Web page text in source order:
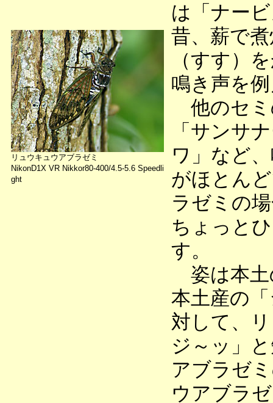
リュウキュウアブラゼミ
NikonD1X VR Nikkor80-400/4.5-5.6 Speedli
ght
は「ナー
昔、薪で
（すす）
鳴き声を
他のセミ
「サンサ
ワ」など
がほとん
ラゼミの
ちょっと
す。
姿は本土
本土産の
対して、
ジ～ッ」
アブラゼ
ウアブラ